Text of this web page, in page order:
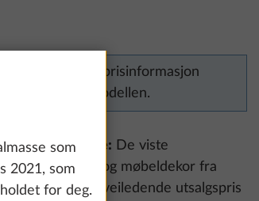
ingen prisinformasjon
for denne modellen.
på følgende: De viste
kan vise pute- og møbeldekor fra
modeller. Vår veiledende utsalgspris
som
2021, som
for deg.